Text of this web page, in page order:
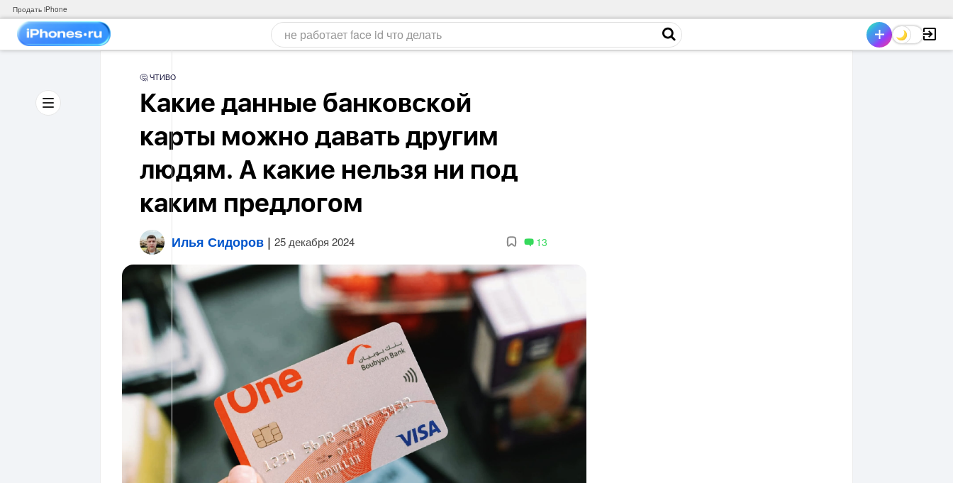
Продать iPhone
🤔 ЧТИВО
Какие данные банковской
карты можно давать другим
людям. А какие нельзя ни под
каким предлогом
Илья Сидоров | 25 декабря 2024 13